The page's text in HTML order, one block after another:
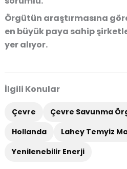
Örgütün araştırmasına
en büyük paya sahip
yer alıyor.
İlgili Konular
Çevre Çevre Savunma
Hollanda
Lahey Temyiz
Yenilenebilir Enerji